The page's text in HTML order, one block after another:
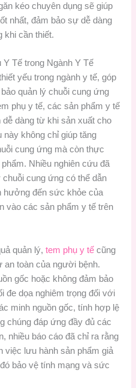
kéo chuyên dụng sẽ giúp
nhất, đảm bảo sự dễ dàng
khi cần thiết.
Y Tế trong Ngành Y Tế
yếu trong ngành y tế, góp
quản lý chuỗi cung ứng
phụ y tế, các sản phẩm y tế
dàng từ khi sản xuất cho
không chỉ giúp tăng
cung ứng mà còn thực
Nhiều nghiên cứu đã
cung ứng có thể dẫn
hưởng đến sức khỏe của
vào các sản phẩm y tế trên
quản lý,tem phụ y tế cũng
an toàn của người bệnh.
gốc hoặc không đảm bảo
đe dọa nghiêm trọng đối với
minh nguồn gốc, tính hợp lệ
chúng đáp ứng đầy đủ các
nhiều báo cáo đã chỉ ra rằng
việc lưu hành sản phẩm giả
bảo vệ tính mạng và sức